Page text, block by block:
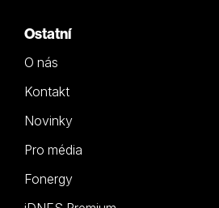
Ostatní
O nás
Kontakt
Novinky
Pro média
Fonergy